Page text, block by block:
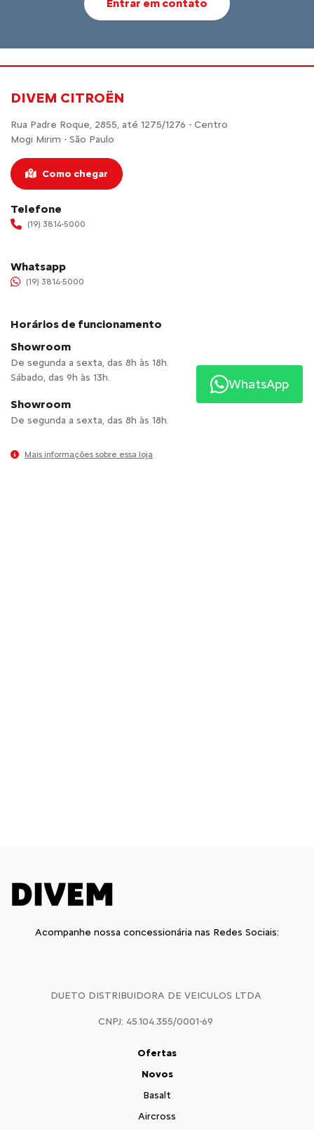
Entrar em contato
DIVEM CITROËN
Rua Padre Roque, 2855, até 1275/1276 - Centro
Mogi Mirim - São Paulo
Como chegar
Telefone
(19) 3814-5000
Whatsapp
(19) 3814-5000
Horários de funcionamento
Showroom
De segunda a sexta, das 8h às 18h.
Sábado, das 9h às 13h.
Showroom
De segunda a sexta, das 8h às 18h.
Mais informações sobre essa loja
Acompanhe nossa concessionária nas Redes Sociais:
DUETO DISTRIBUIDORA DE VEICULOS LTDA
CNPJ: 45.104.355/0001-69
Ofertas
Novos
Basalt
Aircross
WhatsApp